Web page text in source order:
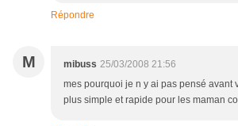
Répondre
M mibuss 25/03/2008 21:56
mes pourquoi je n y ai pas pensé avant
plus simple et rapide pour les maman